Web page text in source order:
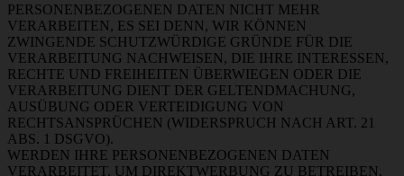
PERSONENBEZOGENEN DATEN NICHT MEHR
VERARBEITEN, ES SEI DENN, WIR KÖNNEN
ZWINGENDE SCHUTZWÜRDIGE GRÜNDE FÜR DIE
VERARBEITUNG NACHWEISEN, DIE IHRE INTERESSEN,
RECHTE UND FREIHEITEN ÜBERWIEGEN ODER DIE
VERARBEITUNG DIENT DER GELTENDMACHUNG,
AUSÜBUNG ODER VERTEIDIGUNG VON
RECHTSANSPRÜCHEN (WIDERSPRUCH NACH ART. 21
ABS. 1 DSGVO).
WERDEN IHRE PERSONENBEZOGENEN DATEN
VERARBEITET, UM DIREKTWERBUNG ZU BETREIBEN,